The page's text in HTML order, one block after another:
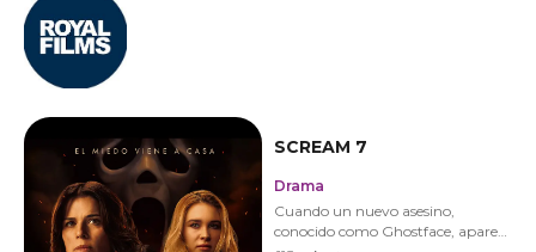
SCREAM 7
Drama
Cuando un nuevo asesino,
conocido como Ghostface, aparece